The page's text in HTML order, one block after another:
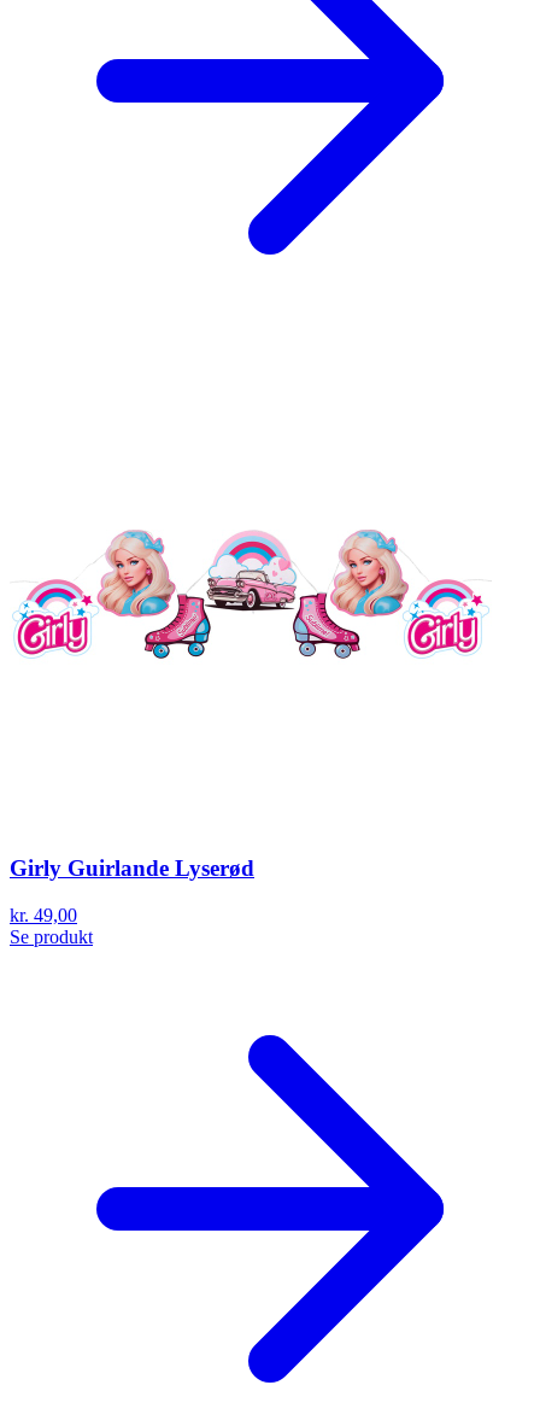
Girly Guirlande Lyserød
kr. 49,00
Se produkt